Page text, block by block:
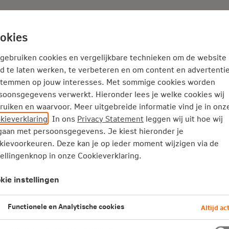
Adviseur Nieuws
Thema's
zonder
ziek worden is altijd
als mkb’er? Dan kunnen extra
werkdruk de vooruitgang
de risico's als je niet verzekerd
cookies en vergelijkbare technieken om de website
te laten werken, te verbeteren en om content en
op jouw interesses. Met sommige cookies worden
verwerkt. Hieronder lees je welke cookies wij
en waarvoor. Meer uitgebreide informatie vind je in
. In ons Privacy Statement leggen wij uit hoe wij
met persoonsgegevens. Je kiest hieronder je
Deze kan je op ieder moment wijzigen via de
in onze Cookieverklaring.
instellingen
Functionele en Analytische cookies Altijd